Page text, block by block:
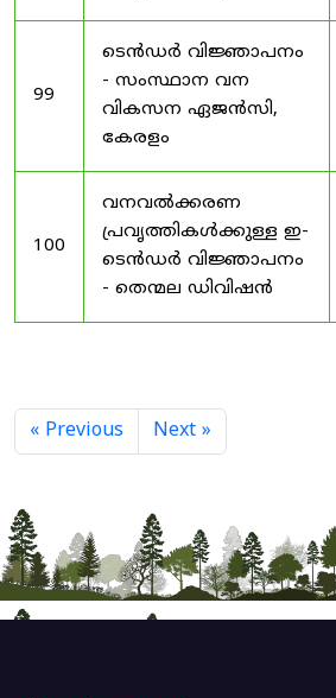
99
ടെൻഡർ വിജ്ഞാപനം
- സംസ്ഥാന വന
വികസന ഏജൻസി,
കേരളം
100
വനവൽക്കരണ
പ്രവൃത്തികൾക്കുള്ള ഇ-
ടെൻഡർ വിജ്ഞാപനം
- തെന്മല ഡിവിഷൻ
« Previous Next »